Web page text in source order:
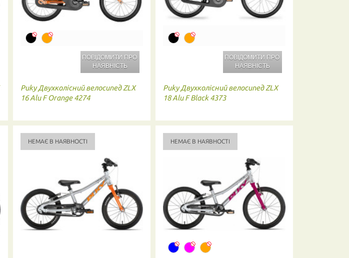
ПОВІДОМИТИ ПРО
НАЯВНІСТЬ
Puky Двухколісний велосипед ZLX
16 Alu F Orange 4274
ПОВІДОМИТИ ПРО
НАЯВНІСТЬ
Puky Двухколісний велосипед ZLX
18 Alu F Black 4373
НЕМАЄ В НАЯВНОСТІ НЕМАЄ В НАЯВНОСТІ